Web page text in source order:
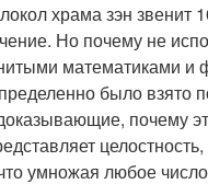
храма зэн звенит
Но почему не
математиками и
было взято
почему
умножая любое